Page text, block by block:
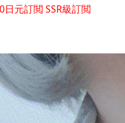
日元訂閲 SSR級訂閲